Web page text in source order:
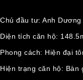
VIỆN
BÁO
GIÁ
Chủ đầu tư: Anh Dương
Diện tích căn hộ:
Phong cách: Hiện đại
Hiện trạng căn hộ: Bàn